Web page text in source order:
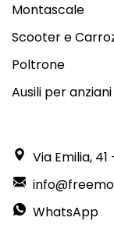
Montascale
Scooter e
Poltrone
Ausili per
Via Emilia,
WhatsApp